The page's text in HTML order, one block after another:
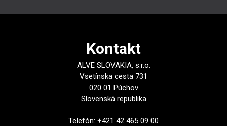
Kontakt
ALVE SLOVAKIA, s.r.o.
Vsetínska cesta 731
020 01 Púchov
Slovenská republika
Telefón: +421 42 465 09 00